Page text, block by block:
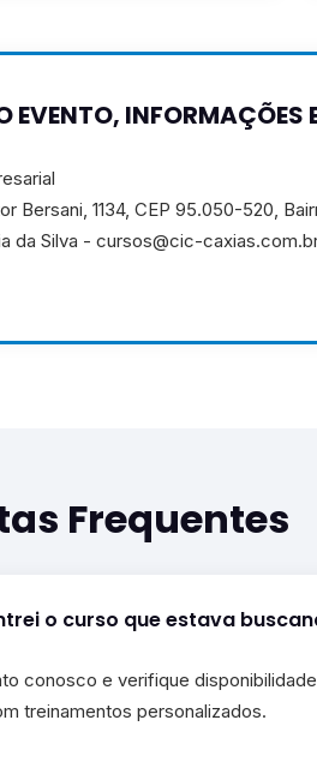
EVENTO, INFORMAÇÕES
Bersani, 1134, CEP 95.050-520,
da Silva - cursos@cic-
Frequentes
o curso que estava
conosco e verifique
treinamentos personalizados.